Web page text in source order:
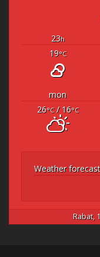
23h
19°C
mon
26°C/ 16°C
Weather
Rabat,